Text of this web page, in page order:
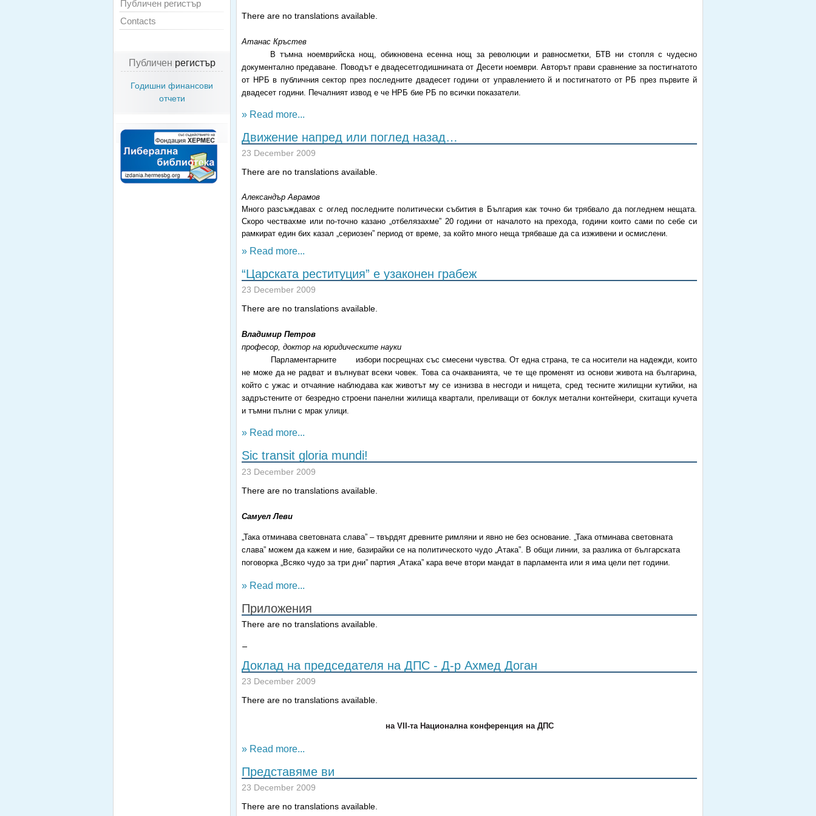
There are no translations available.
Атанас Кръстев
В тъмна ноемврийска нощ, обикновена есенна нощ за революции и равносметки,
БТВ ни стопля с чудесно
документално предаване. Поводът е двадесетгодишнината от Десети ноември. Авторът прави сравнение за постигнатото
от НРБ в публичния сектор през последните двадесет години от управлението й и постигнатото от РБ през първите й
двадесет години. Печалният извод е че НРБ бие РБ по всички показатели.
» Read more...
Движение напред или поглед назад…
23 December 2009
There are no translations available.
Александър Аврамов
Много разсъждавах с оглед последните политически събития в България как точно би трябвало да погледнем нещата.
Скоро чествахме или по-точно казано „отбелязахме” 20 години от началото на прехода, години които сами по себе си
рамкират един бих казал „сериозен” период от време, за който много неща трябваше да са изживени и осмислени.
» Read more...
“Царската реституция” e узаконен грабеж
23 December 2009
There are no translations available.
Владимир Петров
професор, доктор на юридическите науки
Парламентарните
избори посрещнах със смесени чувства. От една страна, те са носители на надежди, които
не може да не радват и вълнуват всеки човек. Това са очакванията, че те ще променят из основи живота на българина,
който с ужас и отчаяние наблюдава как животът му се изнизва в несгоди и нищета, сред тесните жилищни кутийки, на
задръстените от безредно строени панелни жилища квартали, преливащи от боклук метални контейнери, скитащи кучета
и тъмни пълни с мрак улици.
» Read more...
Sic transit gloria mundi!
23 December 2009
There are no translations available.
Самуел Леви
„Така отминава световната слава” – твърдят древните римляни и явно не без основание. „Така отминава световната
слава” можем да кажем и ние, базирайки се на политическото чудо „Атака”. В общи линии, за разлика от българската
поговорка „Всяко чудо за три дни” партия „Атака” кара вече втори мандат в парламента или я има цели пет години.
» Read more...
Приложения
There are no translations available.
Приложения
Доклад на председателя на ДПС - Д-р Ахмед Доган
23 December 2009
There are no translations available.
на VII-та Национална конференция на ДПС
» Read more...
Представяме ви
23 December 2009
There are no translations available.
Публичен регистър
Contacts
Публичен регистър
Годишни финансови
отчети